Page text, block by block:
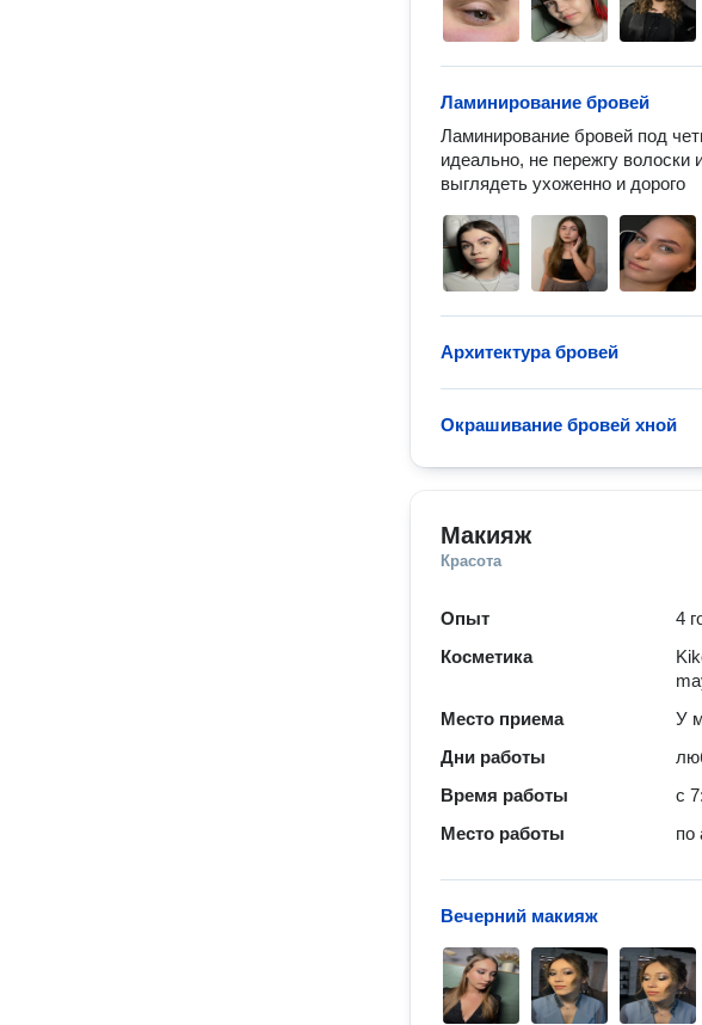
Ламинирование бровей
Ламинирование бровей под
идеально, не пережгу волоски
выглядеть ухоженно и дорого
Архитектура бровей
Окрашивание бровей хной
Макияж
Красота
Опыт
4
Косметика
Место приема
У
Дни работы
Время работы
с
Место работы
по
Вечерний макияж